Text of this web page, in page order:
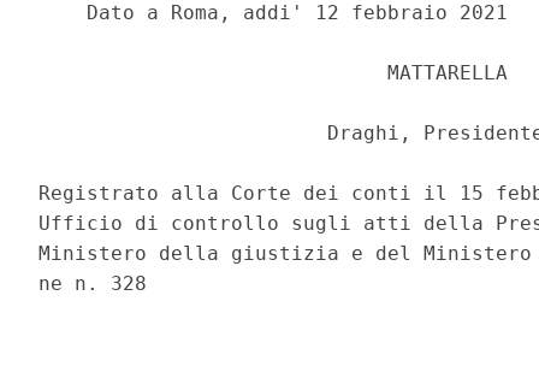
    Dato a Roma, addi' 12 febbraio 2021
                             MATTARELLA
Draghi,
Registrato alla Corte dei conti il 15
Ufficio di controllo sugli atti della
Ministero della giustizia e del